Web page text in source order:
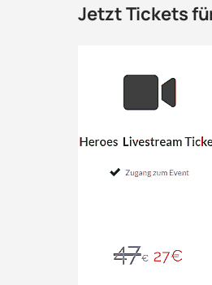
Jetzt Tickets